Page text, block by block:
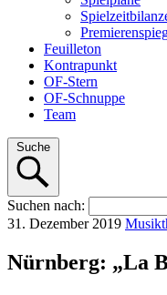
Feuilleton
Kontrapunkt
OF-Stern
OF-Schnuppe
Team
Suche
Suchen nach:
31. Dezember 2019
Nürnberg: „La